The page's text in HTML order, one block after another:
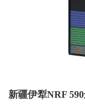
新疆伊犁NRF